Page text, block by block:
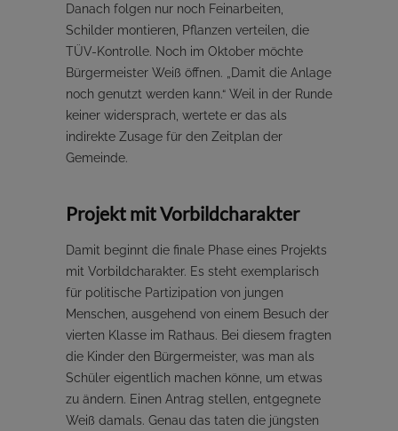
Danach folgen nur noch Feinarbeiten,
Schilder montieren, Pflanzen verteilen, die
TÜV-Kontrolle. Noch im Oktober möchte
Bürgermeister Weiß öffnen. „Damit die Anlage
noch genutzt werden kann.“ Weil in der Runde
keiner widersprach, wertete er das als
indirekte Zusage für den Zeitplan der
Gemeinde.
Projekt mit Vorbildcharakter
Damit beginnt die finale Phase eines Projekts
mit Vorbildcharakter. Es steht exemplarisch
für politische Partizipation von jungen
Menschen, ausgehend von einem Besuch der
vierten Klasse im Rathaus. Bei diesem fragten
die Kinder den Bürgermeister, was man als
Schüler eigentlich machen könne, um etwas
zu ändern. Einen Antrag stellen, entgegnete
Weiß damals. Genau das taten die jüngsten